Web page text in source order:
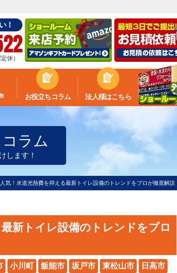
！
休）
お役立ちコラム 法人様はこちら
ラム
します！
気！水道光熱費を抑える最新トイレ設備のトレンドをプロが徹底解説
新トイレ設備のトレンドをプロ
小川町 飯能市 坂戸市 東松山市
日高市